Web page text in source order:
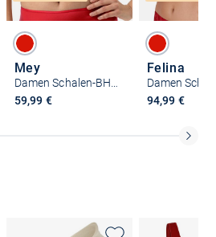
Mey
59,99 €
Felina
94,99 €